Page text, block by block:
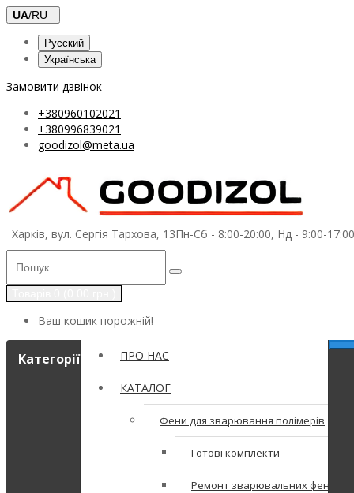
UA/RU
Русский
Українська
Замовити дзвінок
+380960102021
+380996839021
goodizol@meta.ua
Харків, вул. Сергія Тархова, 13Пн-Сб - 8:00-20:00, Нд - 9:00-17:00
Ваш кошик порожній!
Категорії ПРО НАС
КАТАЛОГ
Фени для зварювання полімерів
Готові комплекти
Ремонт зварювальних фенів